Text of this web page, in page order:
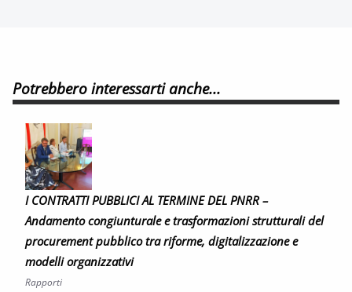
Potrebbero interessarti anche...
I CONTRATTI PUBBLICI AL TERMINE DEL PNRR –
Andamento congiunturale e trasformazioni strutturali del
procurement pubblico tra riforme, digitalizzazione e
modelli organizzativi
Rapporti